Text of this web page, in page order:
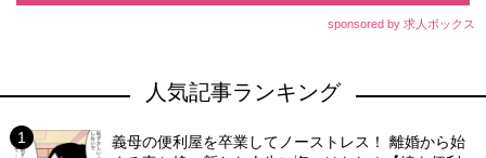
sponsored by 求人ボックス
人気記事ランキング
義母の便利屋を卒業してノーストレス！ 離婚から始